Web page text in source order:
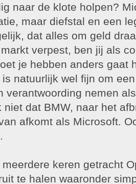
naar de klote holpen?
maar diefstal en een
dat alles om geld
verpest, ben jij als
je hebben anders gaat
natuurlijk wel fijn om
verantwoording nemen
niet dat BMW, naar het
afkomt als Microsoft.
keren getracht
te halen waaronder